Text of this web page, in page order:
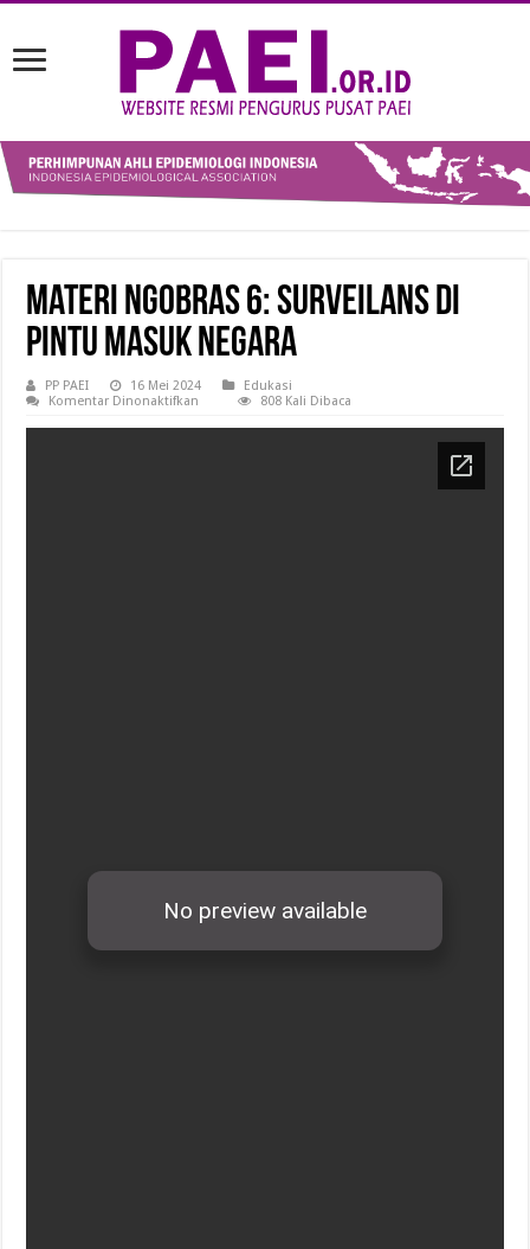
Materi Ngobras 6: Surveilans di
Pintu Masuk Negara
PP PAEI 16 Mei 2024
Edukasi
Komentar Dinonaktifkan
Ngobras
808 Kali Dibaca